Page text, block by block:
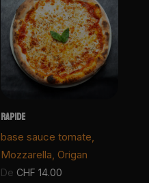
RAPIDE
base sauce tomate,
Mozzarella, Origan
De CHF 14.00